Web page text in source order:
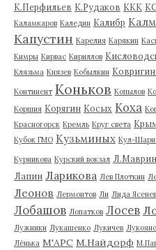
К.Перфильев К.Рудаков ККК
Каламкаров Каледин Калибр
Капустин Карелия Карякин
Кимры Кирвас Кириллов
Клязьма Князев Кобылкин
Континент Коньков Копылов
Коршия Корягин Косых Коха
Красногорск Кремль Круг света
Кубок ГМО Кузьминых Кул-
Курникова Курский вокзал Л.Маврин
Лапин Ларикова Лев Плоткин
Леонов Лермонтов Ли Лида
Лобашов Лопатков Лосев
Лужники Лукашенко Лукичев
Лёнька М'АРС М.Найдорф